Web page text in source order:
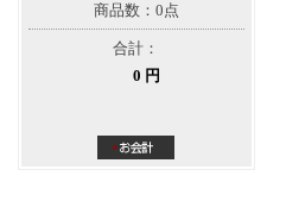
商品数：0点
合計：
0 円